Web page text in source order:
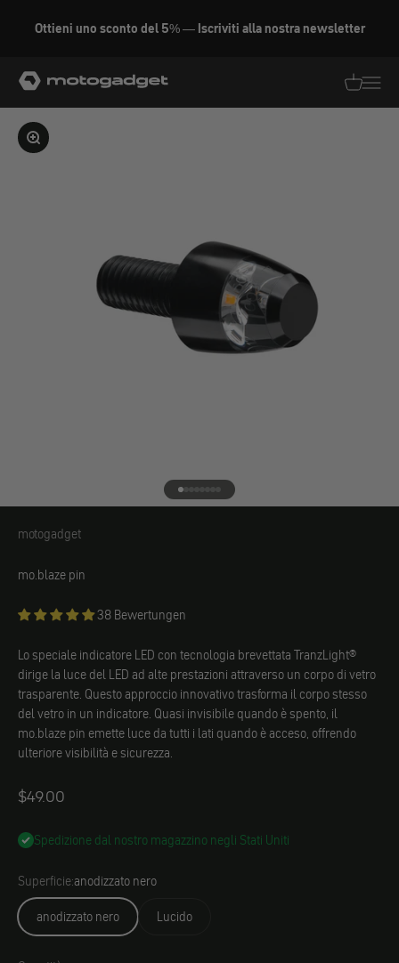
Ottieni uno sconto del 5% — Iscriviti alla nostra newsletter
motogadget GmbH
Ingrandire l'immagine
Vai all'elemento 1
Vai all'elemento 2
Vai all'elemento 3
Vai all'elemento 4
Vai all'elemento 5
Vai all'elemento 6
Vai all'elemento 7
Vai all'elemento 8
motogadget
motogadget
mo.blaze pin
38 Bewertungen
Lo speciale indicatore LED con tecnologia brevettata TranzLight®
dirige la luce del LED ad alte prestazioni attraverso un corpo di vetro
trasparente. Questo approccio innovativo trasforma il corpo stesso
del vetro in un indicatore. Quasi invisibile quando è spento, il
mo.blaze pin emette luce da tutti i lati quando è acceso, offrendo
ulteriore visibilità e sicurezza.
Angebot
$49.00
Spedizione dal nostro magazzino negli Stati Uniti
Superficie:anodizzato nero
anodizzato nero
Lucido